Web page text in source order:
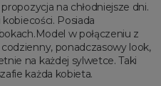
na chłodniejsze dni.
Posiada
w połączeniu z
ponadczasowy look,
na każdej sylwetce. Taki
każda kobieta.